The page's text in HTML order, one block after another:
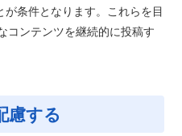
条件となります。これらを目
コンテンツを継続的に投稿す
慮する